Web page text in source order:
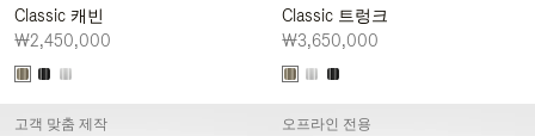
Classic 캐빈
₩2,450,000
Classic 트렁크
₩3,650,000
고객 맞춤 제작 오프라인 전용